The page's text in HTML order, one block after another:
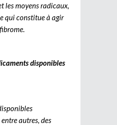
les moyens radicaux,
qui constitue à agir
disponibles
autres, des